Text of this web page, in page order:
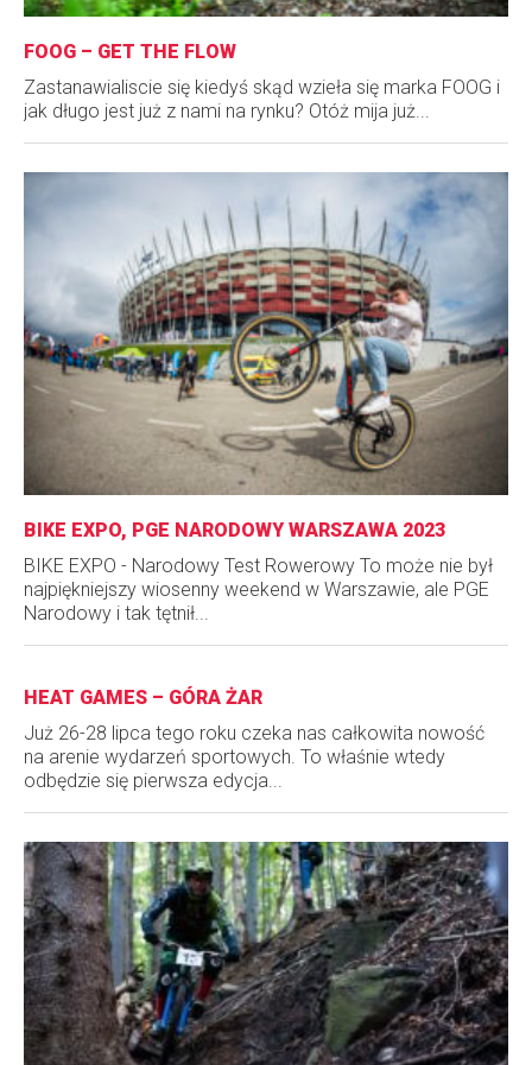
FOOG – GET THE FLOW
Zastanawialiscie się kiedyś skąd wzieła się marka FOOG i
jak długo jest już z nami na rynku? Otóż mija już...
BIKE EXPO, PGE NARODOWY WARSZAWA 2023
BIKE EXPO - Narodowy Test Rowerowy To może nie był
najpiękniejszy wiosenny weekend w Warszawie, ale PGE
Narodowy i tak tętnił...
HEAT GAMES – GÓRA ŻAR
Już 26-28 lipca tego roku czeka nas całkowita nowość
na arenie wydarzeń sportowych. To właśnie wtedy
odbędzie się pierwsza edycja...